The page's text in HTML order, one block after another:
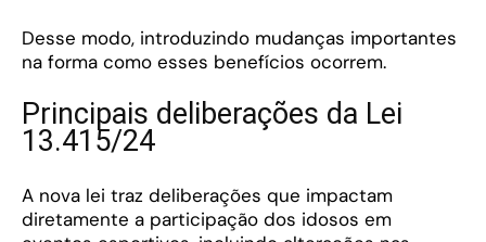
Desse modo, introduzindo mudanças importantes
na forma como esses benefícios ocorrem.
Principais deliberações da Lei
13.415/24
A nova lei traz deliberações que impactam
diretamente a participação dos idosos em